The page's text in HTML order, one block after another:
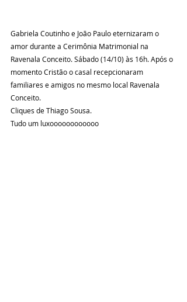
Gabriela Coutinho e João Paulo eternizaram o
amor durante a Cerimônia Matrimonial na
Ravenala Conceito. Sábado (14/10) às 16h. Após o
momento Cristão o casal recepcionaram
familiares e amigos no mesmo local Ravenala
Conceito.
Cliques de Thiago Sousa.
Tudo um luxoooooooooooo